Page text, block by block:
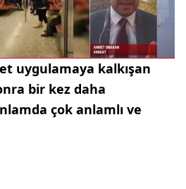
uygulamaya kalkışan
bir kez daha
çok anlamlı ve